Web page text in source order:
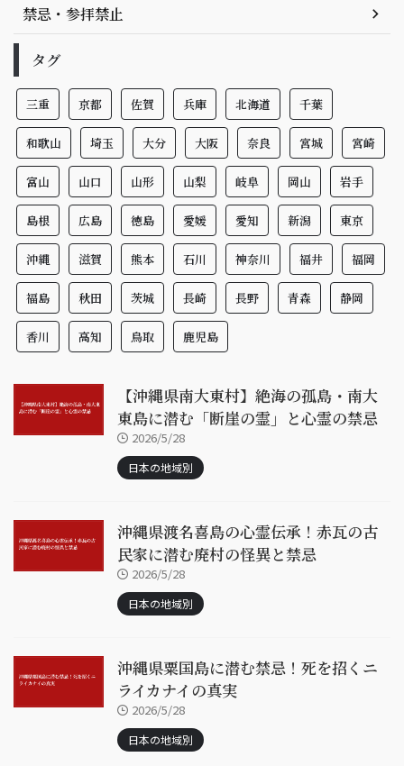
禁忌・参拝禁止
タグ
三重 京都 佐賀 兵庫 北海道 千葉
和歌山 埼玉 大分 大阪 奈良 宮城 宮崎
富山 山口 山形 山梨 岐阜 岡山 岩手
島根 広島 徳島 愛媛 愛知 新潟 東京
沖縄 滋賀 熊本 石川 神奈川 福井 福岡
福島 秋田 茨城 長崎 長野 青森 静岡
香川 高知 鳥取 鹿児島
【沖縄県南大東村】絶海の孤島・南大
東島に潜む「断崖の霊」と心霊の禁忌
2026/5/28
日本の地域別
沖縄県渡名喜島の心霊伝承！赤瓦の古
民家に潜む廃村の怪異と禁忌
2026/5/28
日本の地域別
沖縄県粟国島に潜む禁忌！死を招くニ
ライカナイの真実
2026/5/28
日本の地域別